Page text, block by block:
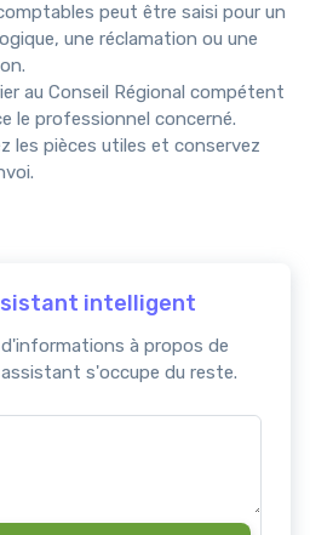
peut être saisi pour un
une réclamation ou une
au Conseil Régional compétent
le professionnel concerné.
les pièces utiles et conservez
intelligent
à propos de
s'occupe du reste.